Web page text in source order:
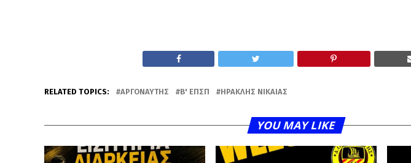
RELATED TOPICS: ΑΡΓΟΝΑΎΤΗΣ Β' ΕΠΣΠ ΗΡΑΚΛΉΣ ΝΊΚΑΙΑΣ
YOU MAY LIKE